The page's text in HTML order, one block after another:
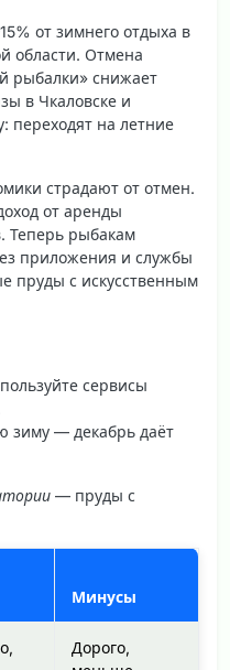
от зимнего отдыха в
области. Отмена
рыбалки» снижает
в Чкаловске и
переходят на летние
страдают от отмен.
от аренды
Теперь рыбакам
приложения и службы
пруды с искусственным
сервисы
зиму — декабрь даёт
— пруды с
Минусы
Дорого,